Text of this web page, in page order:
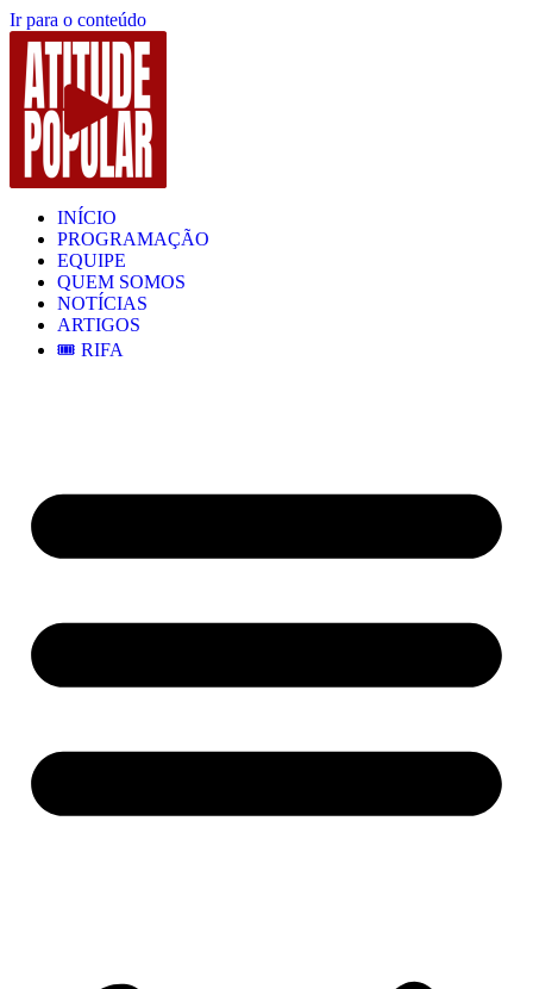
Ir para o conteúdo
INÍCIO
PROGRAMAÇÃO
EQUIPE
QUEM SOMOS
NOTÍCIAS
ARTIGOS
🎟️ RIFA